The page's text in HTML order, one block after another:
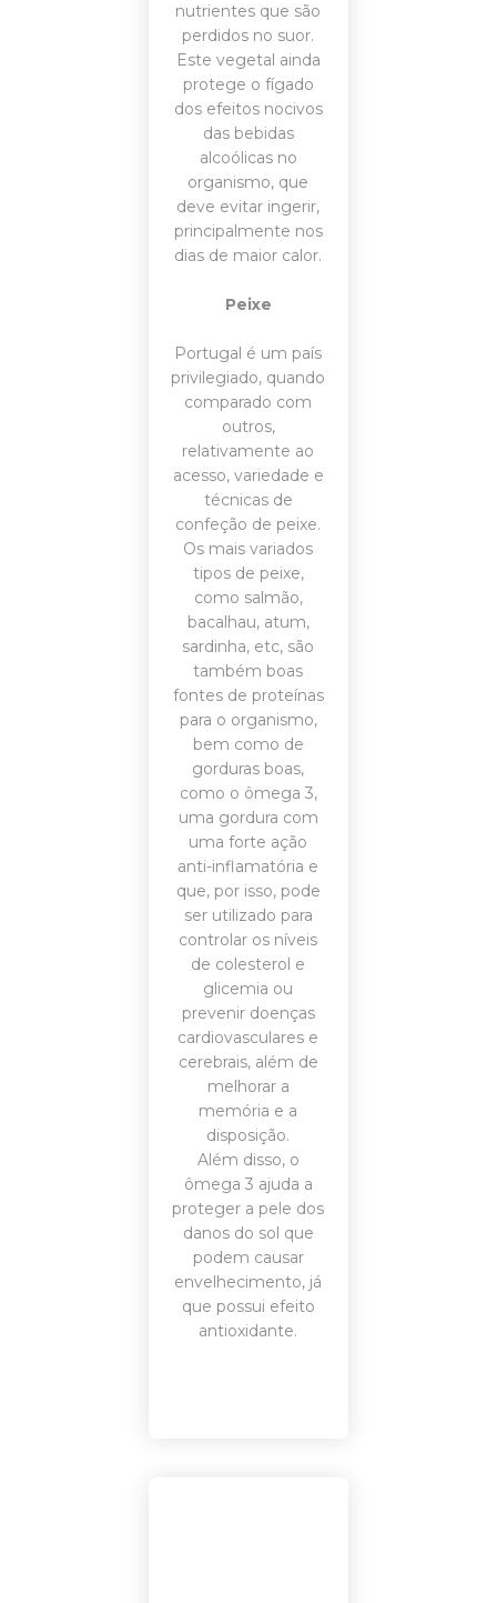
nutrientes que são
perdidos no suor.
Este vegetal ainda
protege o fígado
dos efeitos nocivos
das bebidas
alcoólicas no
organismo, que
deve evitar ingerir,
principalmente nos
dias de maior calor.
Peixe
Portugal é um país
privilegiado, quando
comparado com
outros,
relativamente ao
acesso, variedade e
técnicas de
confeção de peixe.
Os mais variados
tipos de peixe,
como salmão,
bacalhau, atum,
sardinha, etc, são
também boas
fontes de proteínas
para o organismo,
bem como de
gorduras boas,
como o ômega 3,
uma gordura com
uma forte ação
anti-inflamatória e
que, por isso, pode
ser utilizado para
controlar os níveis
de colesterol e
glicemia ou
prevenir doenças
cardiovasculares e
cerebrais, além de
melhorar a
memória e a
disposição.
Além disso, o
ômega 3 ajuda a
proteger a pele dos
danos do sol que
podem causar
envelhecimento, já
que possui efeito
antioxidante.